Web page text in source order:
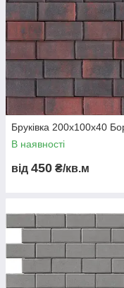
Бруківка 200х100х40
В наявності
від 450 ₴/кв.м